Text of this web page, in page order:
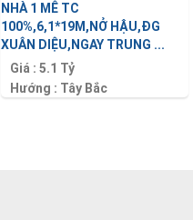
NHÀ 1 MÊ TC
100%,6,1*19M,NỞ HẬU,ĐG
XUÂN DIỆU,NGAY TRUNG ...
Giá :5.1 Tỷ
Hướng : Tây Bắc